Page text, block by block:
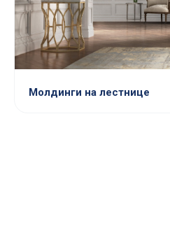
Молдинги на лестнице